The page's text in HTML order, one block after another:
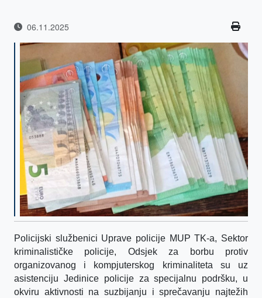
06.11.2025
Policijski službenici Uprave policije MUP TK-a, Sektor
kriminalističke policije, Odsjek za borbu protiv
organizovanog i
kompjuterskog kriminaliteta su uz
asistenciju Jedinice policije za specijalnu podršku, u
okviru aktivnosti na suzbijanju i sprečavanju najtežih